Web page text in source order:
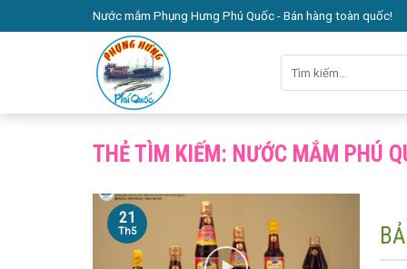
qua
Nước mắm Phụng Hưng Phú Quốc - Bán hàng toàn quốc!
kiếm:
THẺ TÌM KIẾM: NƯỚC MẮM PHÚ
21
Th5